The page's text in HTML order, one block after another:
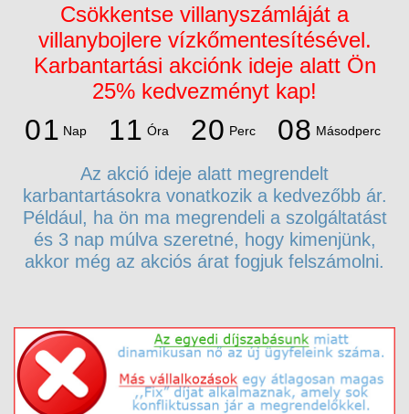
Csökkentse villanyszámláját a
villanybojlere vízkőmentesítésével.
Karbantartási akciónk ideje alatt Ön
25% kedvezményt kap!
01 Nap
1
1
1
1 Óra
2
0
0 Perc 0
1
7
8
Másodperc
Az akció ideje alatt megrendelt
karbantartásokra vonatkozik a kedvezőbb ár.
Például, ha ön ma megrendeli a szolgáltatást
és 3 nap múlva szeretné, hogy kimenjünk,
akkor még az akciós árat fogjuk felszámolni.